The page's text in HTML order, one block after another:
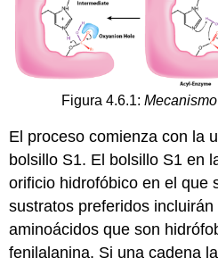
Figura 4.6.1:
El proceso comienza con la
bolsillo S1. El bolsillo S1 en
orificio hidrofóbico en el que
sustratos preferidos
aminoácidos que son
fenilalanina. Si una cadena